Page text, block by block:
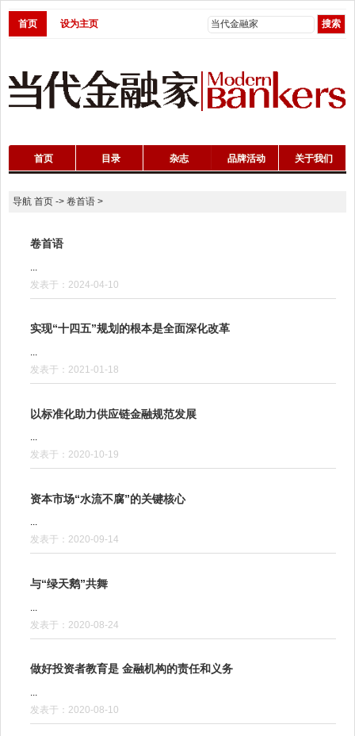
首页 设为主页
首页 目录 杂志 品牌活动 关于我们
导航 首页-> 卷首语>
卷首语
发表于：2024-04-10
实现“十四五”规划的根本是全面深化改革
...
发表于：2021-01-18
以标准化助力供应链金融规范发展
...
发表于：2020-10-19
资本市场“水流不腐”的关键核心
...
发表于：2020-09-14
与“绿天鹅”共舞
发表于：2020-08-24
做好投资者教育是 金融机构的责任和义务
...
发表于：2020-08-10